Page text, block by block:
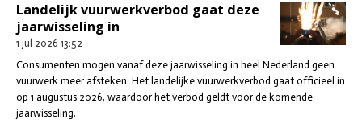
Landelijk vuurwerkverbod gaat deze
jaarwisseling in
1 jul 2026 13:52
Consumenten mogen vanaf deze jaarwisseling in heel Nederland geen
vuurwerk meer afsteken. Het landelijke vuurwerkverbod gaat officieel in
op 1 augustus 2026, waardoor het verbod geldt voor de komende
jaarwisseling.